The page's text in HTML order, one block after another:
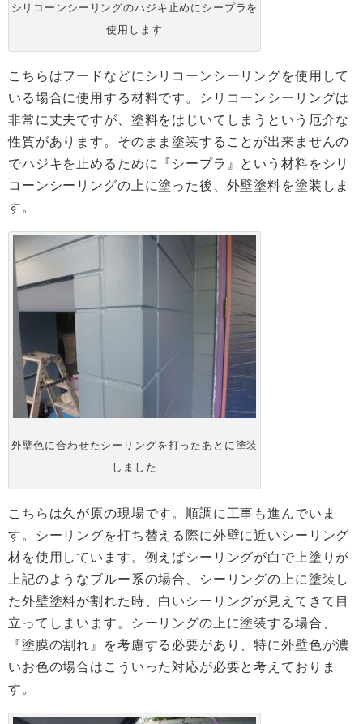
シリコーンシーリングのハジキ止めにシープラを
使用します
こちらはフードなどにシリコーンシーリングを使用して
いる場合に使用する材料です。シリコーンシーリングは
非常に丈夫ですが、塗料をはじいてしまうという厄介な
性質があります。そのまま塗装することが出来ませんの
でハジキを止めるために『シープラ』という材料をシリ
コーンシーリングの上に塗った後、外壁塗料を塗装しま
す。
外壁色に合わせたシーリングを打ったあとに塗装
しました
こちらは久が原の現場です。順調に工事も進んでいま
す。シーリングを打ち替える際に外壁に近いシーリング
材を使用しています。例えばシーリングが白で上塗りが
上記のようなブルー系の場合、シーリングの上に塗装し
た外壁塗料が割れた時、白いシーリングが見えてきて目
立ってしまいます。シーリングの上に塗装する場合、
『塗膜の割れ』を考慮する必要があり、特に外壁色が濃
いお色の場合はこういった対応が必要と考えておりま
す。